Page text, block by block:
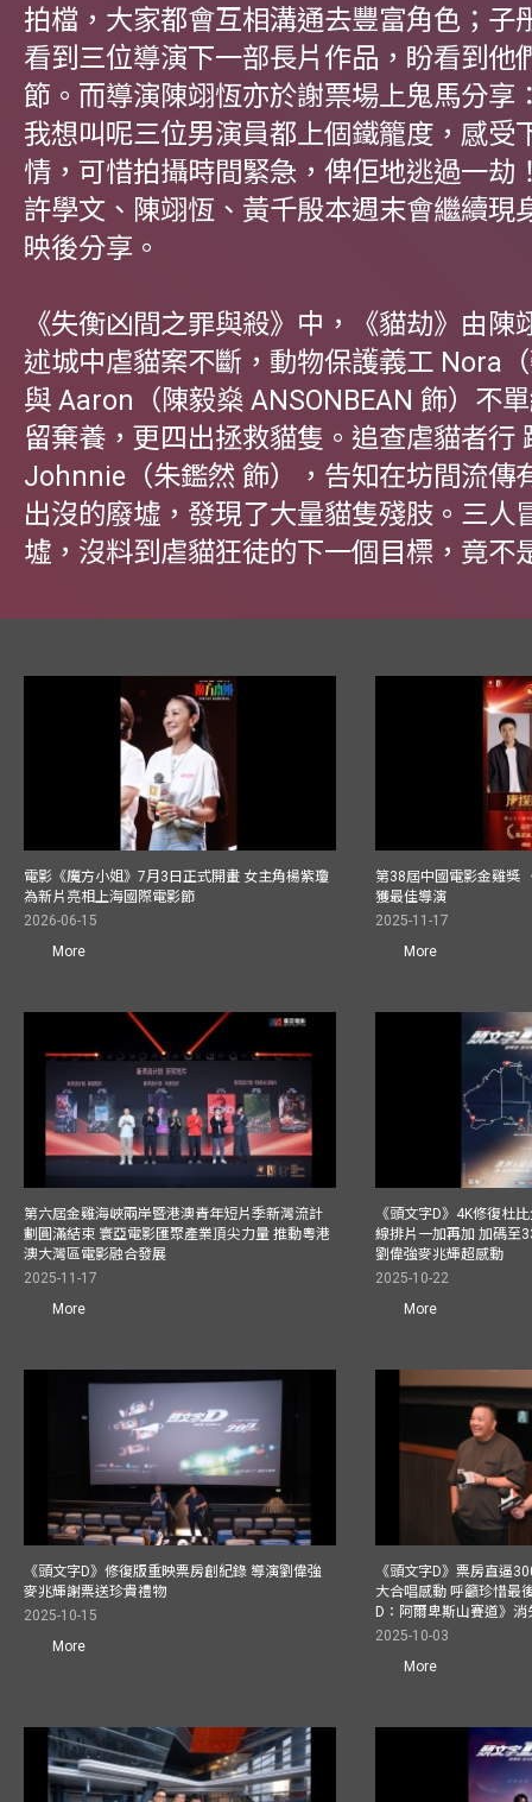
拍檔，大家都會互相溝通去豐富角色；子
看到三位導演下一部長片作品，盼看到他
節。而導演陳翊恆亦於謝票場上鬼馬分享
我想叫呢三位男演員都上個鐵籠度，感受
情，可惜拍攝時間緊急，俾佢地逃過一劫
許學文、陳翊恆、黃千殷本週末會繼續現
映後分享。
《失衡凶間之罪與殺》中，《貓劫》由陳
述城中虐貓案不斷，動物保護義工 Nora
與 Aaron（陳毅燊 ANSONBEAN 飾）不
留棄養，更四出拯救貓隻。追查虐貓者行
Johnnie（朱鑑然 飾），告知在坊間流傳
出沒的廢墟，發現了大量貓隻殘肢。三人
墟，沒料到虐貓狂徒的下一個目標，竟不
電影《魔方小姐》7月3日正式開畫 女主角楊紫瓊
為新片亮相上海國際電影節
2026-06-15
More
第38屆中國電影金雞獎
獲最佳導演
2025-11-17
More
第六屆金雞海峽兩岸暨港澳青年短片季新灣流計
劃圓滿結束 寰亞電影匯聚產業頂尖力量 推動粵港
澳大灣區電影融合發展
2025-11-17
More
《頭文字D》4K修復杜
線排片一加再加 加碼至
劉偉強麥兆輝超感動
2025-10-22
More
《頭文字D》修復版重映票房創紀錄 導演劉偉強
麥兆輝謝票送珍貴禮物
2025-10-15
More
《頭文字D》票房直逼
大合唱感動 呼籲珍惜最
D：阿爾卑斯山賽道》消
2025-10-03
More